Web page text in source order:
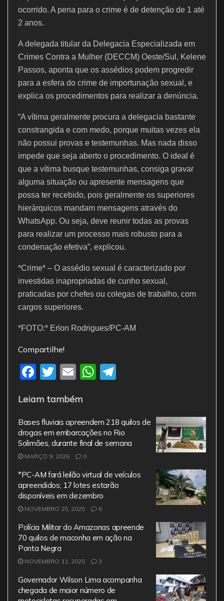
ocorrido. A pena para o crime é de detenção de 1 até
2 anos.
A delegada titular da Delegacia Especializada em
Crimes Contra a Mulher (DECCM) Oeste/Sul, Kelene
Passos, aponta que os assédios podem progredir
para a esfera do crime de importunação sexual, e
explica os procedimentos para realizar a denúncia.
“A vítima geralmente procura a delegacia bastante
constrangida e com medo, porque muitas vezes ela
não possui provas e testemunhas. Mas nada disso
impede que seja aberto o procedimento. O ideal é
que a vítima busque testemunhas, consiga gravar
alguma situação ou apresente mensagens que
possa ter recebido, pois geralmente os superiores
hierárquicos mandam mensagens através do
WhatsApp. Ou seja, deve reunir todas as provas
para realizar um processo mais robusto para a
condenação efetiva”, explicou.
*Crime* – O assédio sexual é caracterizado por
investidas inapropriadas de cunho sexual,
praticadas por chefes ou colegas de trabalho, com
cargos superiores.
*FOTO:* Erlon Rodrigues/PC-AM
Compartilhe!
F
c
e
b
o
o
k
T
itt
er
E
ai
l
W
s
A
p
p
gr
a
m
Leiam também
Bases fluviais apreendem 218 quilos de
drogas em embarcações no Rio
Solimões, durante final de semana
MARÇO 9, 2026 0
*PC-AM fará leilão virtual de veículos
apreendidos; 17 lotes estarão
disponíveis em dezembro
NOVEMBRO 25, 2025 6
Polícia Militar do Amazonas apreende
70 quilos de maconha em ação na
Ponta Negra
NOVEMBRO 11, 2025 3
Governador Wilson Lima acompanha
chegada de maior número de